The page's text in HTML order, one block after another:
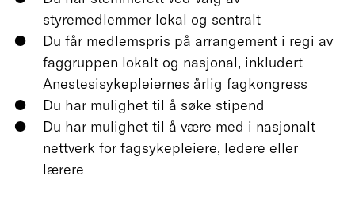
styremedlemmer lokal og sentralt
Du får medlemspris på arrangement i regi av
faggruppen lokalt og nasjonal, inkludert
Anestesisykepleiernes årlig fagkongress
Du har mulighet til å søke stipend
Du har mulighet til å være med i nasjonalt
nettverk for fagsykepleiere, ledere eller
lærere